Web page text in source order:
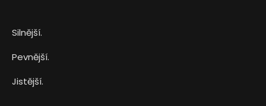
Silnější.
Pevnější.
Jistější.